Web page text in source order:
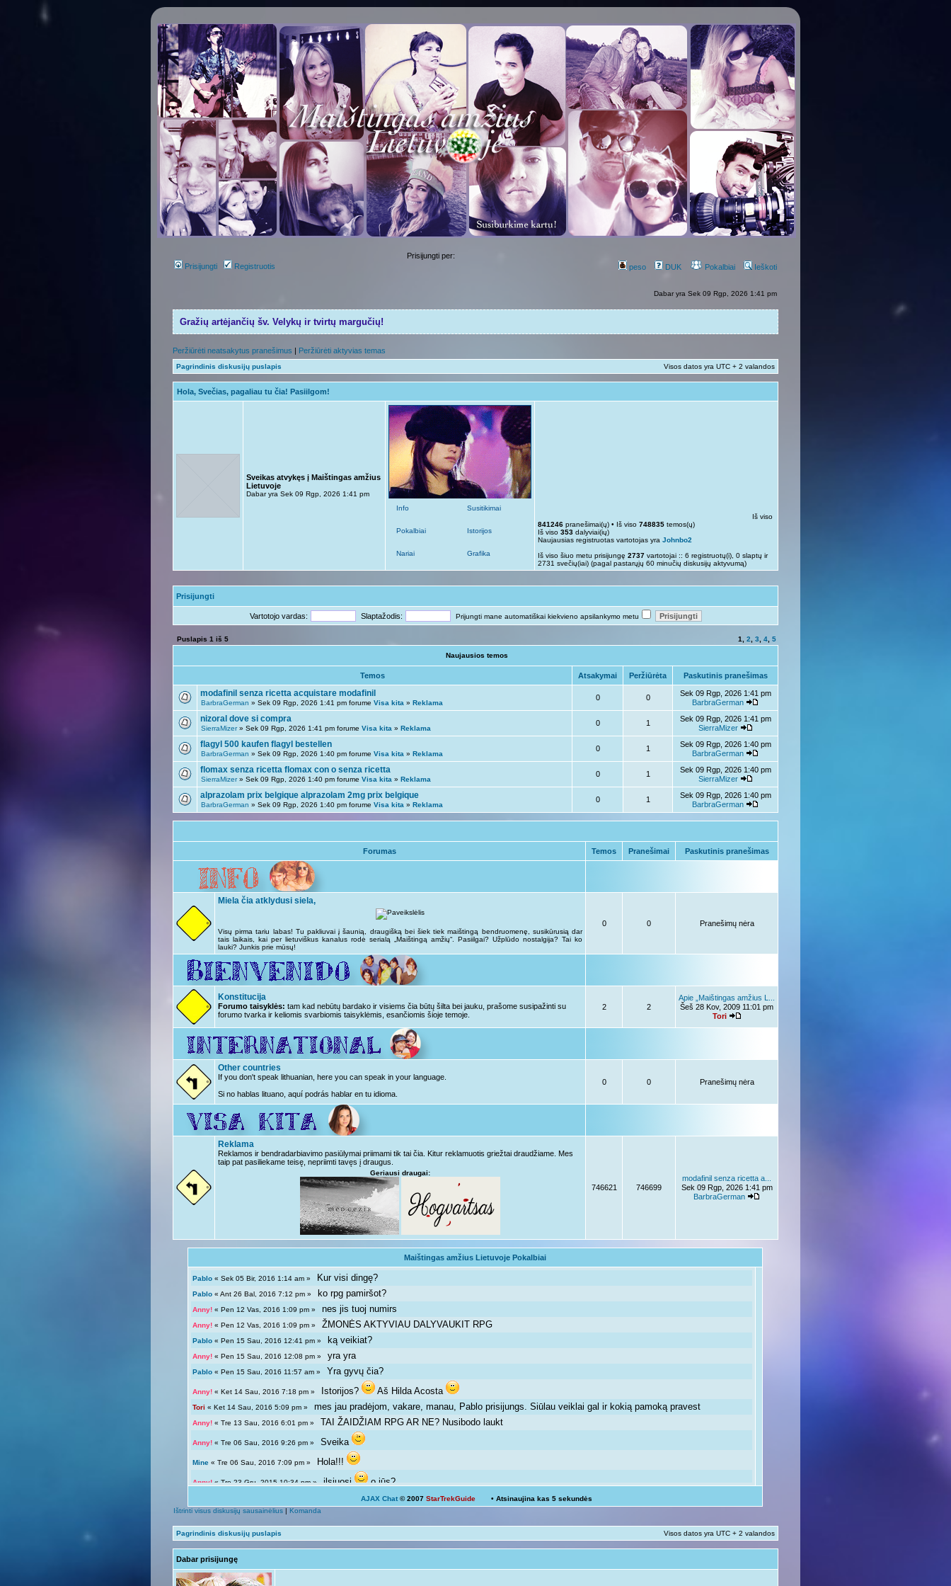
Prisijungti Registruotis
Prisijungti per:
peso
DUK Pokalbiai Ieškoti
Dabar yra Sek 09 Rgp, 2026 1:41 pm
Gražių artėjančių šv. Velykų ir tvirtų margučių!
Peržiūrėti neatsakytus pranešimus | Peržiūrėti aktyvias temas
Pagrindinis diskusijų puslapis Visos datos yra UTC + 2 valandos
Hola, Svečias, pagaliau tu čia! Pasiilgom!
Sveikas atvykęs į Maištingas amžius
Lietuvoje
Dabar yra Sek 09 Rgp, 2026 1:41 pm
Info
Pokalbiai
Nariai
Susitikimai
Istorijos
Grafika
Iš viso
841246 pranešimai(ų) • Iš viso 748835 temos(ų)
Iš viso 353 dalyviai(ių)
Naujausias registruotas vartotojas yra Johnbo2
Iš viso šiuo metu prisijungę 2737 vartotojai :: 6 registruotų(i), 0 slaptų ir
2731 svečių(iai) (pagal pastarųjų 60 minučių diskusijų aktyvumą)
Prisijungti
Vartotojo vardas: Slaptažodis: Prijungti mane automatiškai kiekvieno apsilankymo metu
Puslapis 1 iš 5 1 2 3 4 5
Naujausios temos
Temos Atsakymai Peržiūrėta Paskutinis pranešimas
modafinil senza ricetta acquistare modafinil
BarbraGerman » Sek 09 Rgp, 2026 1:41 pm forume Visa kita » Reklama
0 0
Sek 09 Rgp, 2026 1:41 pm
BarbraGerman
nizoral dove si compra
SierraMizer» Sek 09 Rgp, 2026 1:41 pm forume Visa kita » Reklama
0 1
Sek 09 Rgp, 2026 1:41 pm
SierraMizer
flagyl 500 kaufen flagyl bestellen
BarbraGerman » Sek 09 Rgp, 2026 1:40 pm forume Visa kita » Reklama
0 1
Sek 09 Rgp, 2026 1:40 pm
BarbraGerman
flomax senza ricetta flomax con o senza ricetta
SierraMizer» Sek 09 Rgp, 2026 1:40 pm forume Visa kita » Reklama
0 1
Sek 09 Rgp, 2026 1:40 pm
SierraMizer
alprazolam prix belgique alprazolam 2mg prix belgique
BarbraGerman » Sek 09 Rgp, 2026 1:40 pm forume Visa kita » Reklama
0 1
Sek 09 Rgp, 2026 1:40 pm
BarbraGerman
Forumas Temos Pranešimai Paskutinis pranešimas
Miela čia atklydusi siela,
Visų pirma tariu labas! Tu pakliuvai į šaunią, draugišką bei šiek tiek maištingą bendruomenę, susikūrusią dar
tais laikais, kai per lietuviškus kanalus rodė serialą „Maištingą amžių“. Pasiilgai? Užplūdo nostalgija? Tai ko
lauki? Junkis prie mūsų!
0 0 Pranešimų nėra
Konstitucija
Forumo taisyklės: tam kad nebūtų bardako ir visiems čia būtų šilta bei jauku, prašome susipažinti su
forumo tvarka ir keliomis svarbiomis taisyklėmis, esančiomis šioje temoje.
2 2
Apie „Maištingas amžius L...
Šeš 28 Kov, 2009 11:01 pm
Tori
Other countries
If you don't speak lithuanian, here you can speak in your language.
Si no hablas lituano, aquí podrás hablar en tu idioma.
0 0 Pranešimų nėra
Reklama
Reklamos ir bendradarbiavimo pasiūlymai priimami tik tai čia. Kitur reklamuotis griežtai draudžiame. Mes
taip pat pasiliekame teisę, nepriimti tavęs į draugus.
Geriausi draugai:
746621 746699
modafinil senza ricetta a...
Sek 09 Rgp, 2026 1:41 pm
BarbraGerman
Maištingas amžius Lietuvoje Pokalbiai
Pablo « Sek 05 Bir, 2016 1:14 am » Kur visi dingę?
Pablo « Ant 26 Bal, 2016 7:12 pm » ko rpg pamiršot?
Anny! « Pen 12 Vas, 2016 1:09 pm »nes jis tuoj numirs
Anny! « Pen 12 Vas, 2016 1:09 pm »ŽMONĖS AKTYVIAU DALYVAUKIT RPG
Pablo « Pen 15 Sau, 2016 12:41 pm » ką veikiat?
Anny! « Pen 15 Sau, 2016 12:08 pm »yra yra
Pablo « Pen 15 Sau, 2016 11:57 am » Yra gyvų čia?
Anny! « Ket 14 Sau, 2016 7:18 pm » Istorijos? Aš Hilda Acosta
Tori « Ket 14 Sau, 2016 5:09 pm »mes jau pradėjom, vakare, manau, Pablo prisijungs. Siūlau veiklai gal ir kokią pamoką pravest
Anny! « Tre 13 Sau, 2016 6:01 pm » TAI ŽAIDŽIAM RPG AR NE? Nusibodo laukt
Anny! « Tre 06 Sau, 2016 9:26 pm »Sveika
Mine « Tre 06 Sau, 2016 7:09 pm » Hola!!!
Anny! « Tre 23 Gru, 2015 10:34 pm »ilsiuosi o jūs?
Ką veikiat?
Anny!« Sek 13 Rgs, 2015 9:54 pm »galima ir atsipalaiduoti nuo mokslų
Giedryte.« Sek 13 Rgs, 2015 7:40 pm »
Anny!« Pir 07 Rgs, 2015 9:14 pm »
AJAX Chat © 2007StarTrekGuide • Atsinaujina kas5 sekundės
Ištrinti visus diskusijų sausainėlius | Komanda
Pagrindinis diskusijų puslapis Visos datos yra UTC + 2 valandos
Dabar prisijungę